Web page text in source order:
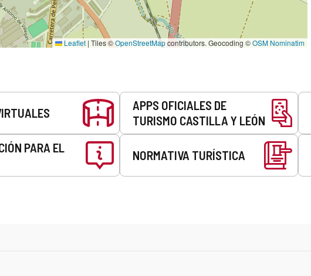
Leaflet | Tiles ©OpenStreetMapcontributors. Geocoding ©OSM Nominatim
APPS OFICIALES DE
TURISMO CASTILLA Y LEÓN
PARA EL
NORMATIVA TURÍSTICA